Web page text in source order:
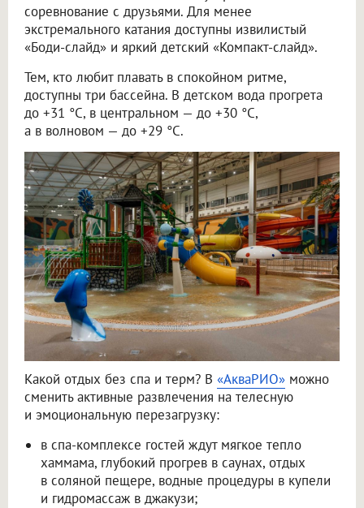
соревнование с друзьями. Для менее
экстремального катания доступны извилистый
«Боди-слайд» и яркий детский «Компакт-слайд».
Тем, кто любит плавать в спокойном ритме,
доступны три бассейна. В детском вода прогрета
до +31 °C, в центральном — до +30 °C,
а в волновом — до +29 °C.
Какой отдых без спа и терм? В «АкваРИО» можно
сменить активные развлечения на телесную
и эмоциональную перезагрузку:
в спа-комплексе гостей ждут мягкое тепло
хаммама, глубокий прогрев в саунах, отдых
в соляной пещере, водные процедуры в купели
и гидромассаж в джакузи;